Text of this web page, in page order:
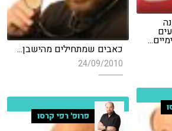
כאבים שמתחילים מהישבן...
24/09/2010
פרופ' רפי קרסו